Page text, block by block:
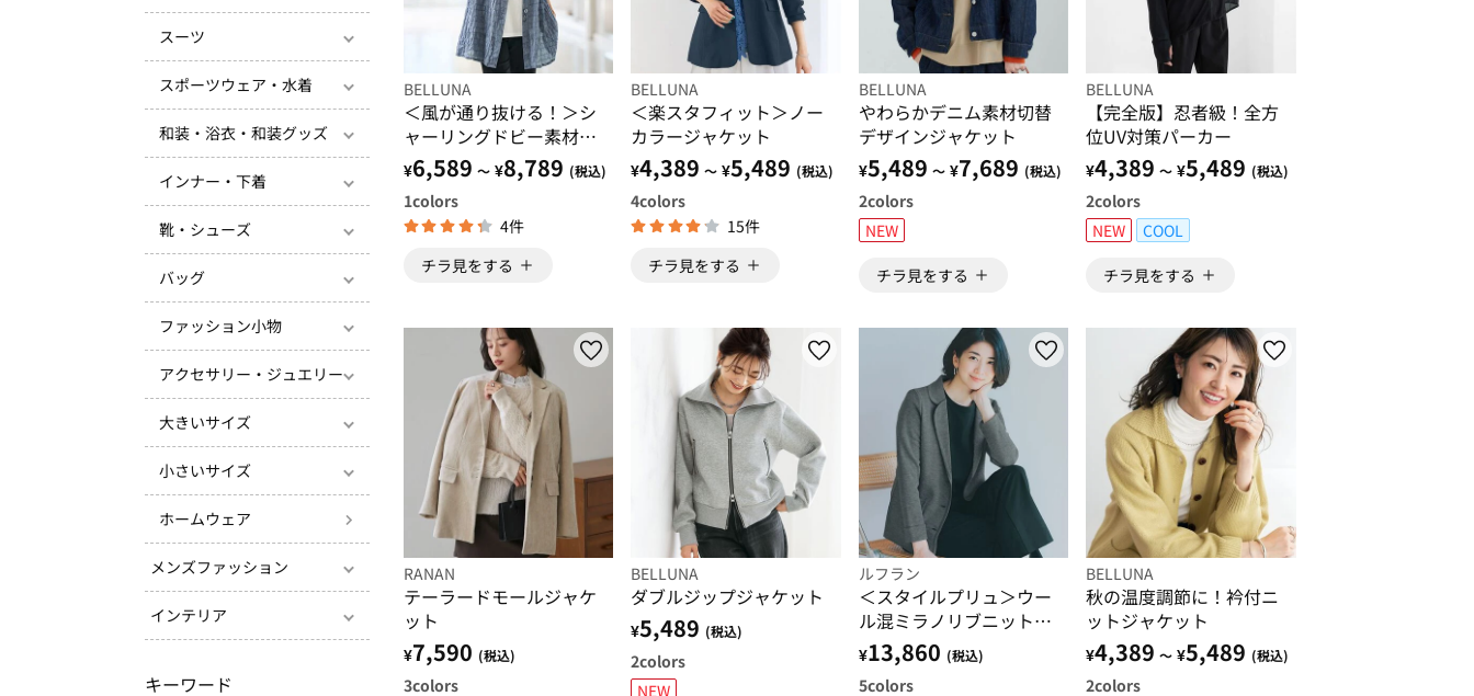
スーツ
スポーツウェア・水着
和装・浴衣・和装グッズ
インナー・下着
靴・シューズ
バッグ
ファッション小物
アクセサリー・ジュエリー
大きいサイズ
小さいサイズ
ホームウェア
メンズファッション
インテリア
キーワード
BELLUNA
＜風が通り抜ける！＞シ
ャーリングドビー素材ア
ンサンブル
¥6,589 ～ ¥8,789 (税込)
1colors
4件
チラ見をする
BELLUNA
＜楽スタフィット＞ノー
カラージャケット
¥4,389 ～ ¥5,489 (税込)
4colors
15件
チラ見をする
BELLUNA
やわらかデニム素材切替
デザインジャケット
¥5,489 ～ ¥7,689 (税込)
2colors
NEW
チラ見をする
BELLUNA
【完全版】忍者級！全方
位UV対策パーカー
¥4,389 ～ ¥5,489 (税込)
2colors
NEW
COOL
チラ見をする
RANAN
テーラードモールジャケ
ット
¥7,590 (税込)
3colors
BELLUNA
ダブルジップジャケット
¥5,489 (税込)
2colors
NEW
ルフラン
＜スタイルプリュ＞ウー
ル混ミラノリブニットジ
ャケット
¥13,860 (税込)
5colors
BELLUNA
秋の温度調節に！衿付ニ
ットジャケット
¥4,389 ～ ¥5,489 (税込)
2colors